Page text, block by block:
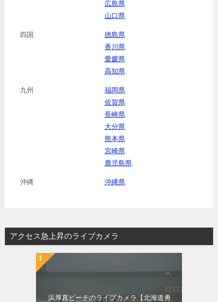
広島県
山口県
四国
徳島県
香川県
愛媛県
高知県
九州
福岡県
佐賀県
長崎県
大分県
熊本県
宮崎県
鹿児島県
沖縄 沖縄県
アクセス急上昇のライブカメラ
浜厚真ビーチのライブカメラ【北海道勇